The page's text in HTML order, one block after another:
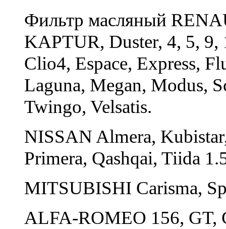
Фильтр масляный
KAPTUR, Duster, 4, 5,
Clio4, Espace, Express,
Laguna, Megan, Modus,
Twingo, Velsatis.
NISSAN Almera,
Primera, Qashqai, Tiida
MITSUBISHI Carisma,
ALFA-ROMEO 156, GT,